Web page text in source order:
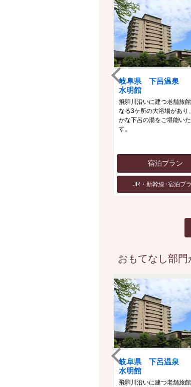
岐阜県 下呂温泉
水明館
飛騨川沿いに建つ老舗旅
なる3ケ所の大浴場があり
かな下呂の湯をご堪能い
す。
宿泊プラン
JR・新幹線+宿泊プ
おもてなし部
岐阜県 下呂温泉
水明館
飛騨川沿いに建つ老舗旅